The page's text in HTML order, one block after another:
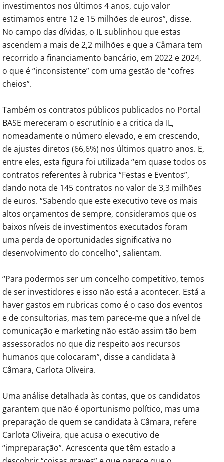
investimentos nos últimos 4 anos, cujo valor
estimamos entre 12 e 15 milhões de euros”, disse.
No campo das dívidas, o IL sublinhou que estas
ascendem a mais de 2,2 milhões e que a Câmara tem
recorrido a financiamento bancário, em 2022 e 2024,
o que é “inconsistente” com uma gestão de “cofres
cheios”.
Também os contratos públicos publicados no Portal
BASE mereceram o escrutínio e a critica da IL,
nomeadamente o número elevado, e em crescendo,
de ajustes diretos (66,6%) nos últimos quatro anos. E,
entre eles, esta figura foi utilizada “em quase todos os
contratos referentes à rubrica “Festas e Eventos”,
dando nota de 145 contratos no valor de 3,3 milhões
de euros. “Sabendo que este executivo teve os mais
altos orçamentos de sempre, consideramos que os
baixos níveis de investimentos executados foram
uma perda de oportunidades significativa no
desenvolvimento do concelho”, salientam.
“Para podermos ser um concelho competitivo, temos
de ser investidores e isso não está a acontecer. Está a
haver gastos em rubricas como é o caso dos eventos
e de consultorias, mas tem parece-me que a nível de
comunicação e marketing não estão assim tão bem
assessorados no que diz respeito aos recursos
humanos que colocaram”, disse a candidata à
Câmara, Carlota Oliveira.
Uma análise detalhada às contas, que os candidatos
garantem que não é oportunismo político, mas uma
preparação de quem se candidata à Câmara, refere
Carlota Oliveira, que acusa o executivo de
“impreparação”. Acrescenta que têm estado a